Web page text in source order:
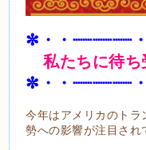
✼・・┈┈┈┈┈┈
私たちに待ち
✼・・┈┈┈┈┈┈
今年はアメリカのト
勢への影響が注目され